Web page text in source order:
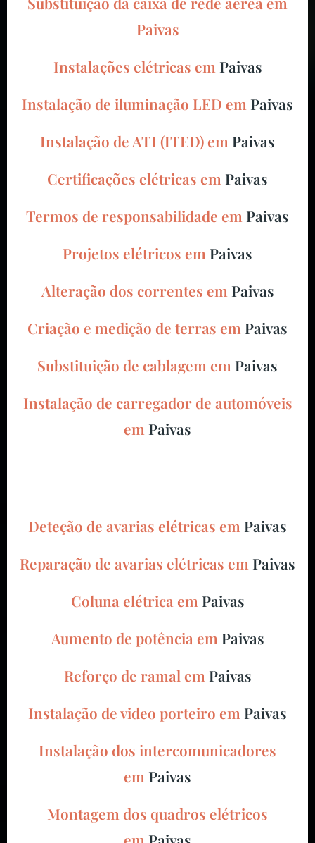
Paivas
Instalações elétricas em Paivas
Instalação de iluminação LED em Paivas
Instalação de ATI (ITED) em Paivas
Certificações elétricas em Paivas
Termos de responsabilidade em Paivas
Projetos elétricos em Paivas
Alteração dos correntes em Paivas
Criação e medição de terras em Paivas
Substituição de cablagem em Paivas
Instalação de carregador de automóveis
em Paivas
Deteção de avarias elétricas em Paivas
Reparação de avarias elétricas em Paivas
Coluna elétrica em Paivas
Aumento de potência em Paivas
Reforço de ramal em Paivas
Instalação de video porteiro em Paivas
Instalação dos intercomunicadores
em Paivas
Montagem dos quadros elétricos